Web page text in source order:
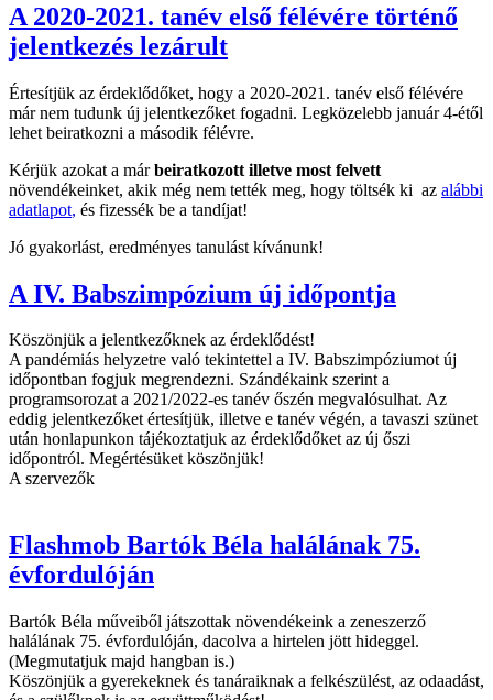
A 2020-2021. tanév első félévére történő
jelentkezés lezárult
Értesítjük az érdeklődőket, hogy a 2020-2021. tanév első félévére
már nem tudunk új jelentkezőket fogadni. Legközelebb január 4-étől
lehet beiratkozni a második félévre.
Kérjük azokat a márbeiratkozott illetve most felvett
növendékeinket, akik még nem tették meg, hogy töltsék ki az alábbi
adatlapot, és fizessék be a tandíjat!
Jó gyakorlást, eredményes tanulást kívánunk!
A IV. Babszimpózium új időpontja
Köszönjük a jelentkezőknek az érdeklődést!
A pandémiás helyzetre való tekintettel a IV. Babszimpóziumot új
időpontban fogjuk megrendezni. Szándékaink szerint a
programsorozat a 2021/2022-es tanév őszén megvalósulhat. Az
eddig jelentkezőket értesítjük, illetve e tanév végén, a tavaszi szünet
után honlapunkon tájékoztatjuk az érdeklődőket az új őszi
időpontról. Megértésüket köszönjük!
A szervezők
Flashmob Bartók Béla halálának 75.
évfordulóján
Bartók Béla műveiből játszottak növendékeink a zeneszerző
halálának 75. évfordulóján, dacolva a hirtelen jött hideggel.
(Megmutatjuk majd hangban is.)
Köszönjük a gyerekeknek és tanáraiknak a felkészülést, az odaadást,